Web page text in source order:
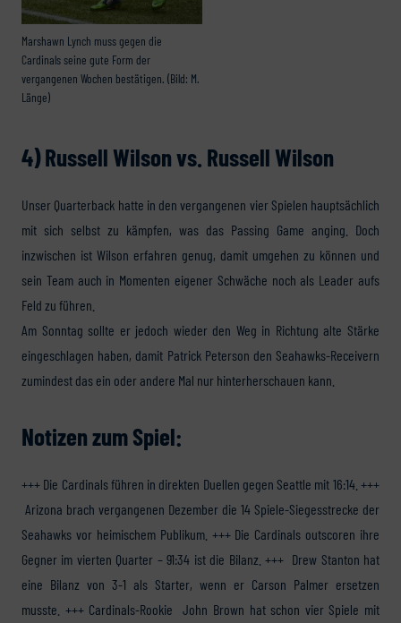
Marshawn Lynch muss gegen die
Cardinals seine gute Form der
vergangenen Wochen bestätigen. (Bild: M.
Länge)
4) Russell Wilson vs. Russell Wilson
Unser Quarterback hatte in den vergangenen vier Spielen hauptsächlich
mit sich selbst zu kämpfen, was das Passing Game anging. Doch
inzwischen ist Wilson erfahren genug, damit umgehen zu können und
sein Team auch in Momenten eigener Schwäche noch als Leader aufs
Feld zu führen.
Am Sonntag sollte er jedoch wieder den Weg in Richtung alte Stärke
eingeschlagen haben, damit Patrick Peterson den Seahawks-Receivern
zumindest das ein oder andere Mal nur hinterherschauen kann.
Notizen zum Spiel:
+++ Die Cardinals führen in direkten Duellen gegen Seattle mit 16:14. +++
Arizona brach vergangenen Dezember die 14 Spiele-Siegesstrecke der
Seahawks vor heimischem Publikum. +++ Die Cardinals outscoren ihre
Gegner im vierten Quarter – 91:34 ist die Bilanz. +++ Drew Stanton hat
eine Bilanz von 3-1 als Starter, wenn er Carson Palmer ersetzen
musste. +++ Cardinals-Rookie John Brown hat schon vier Spiele mit